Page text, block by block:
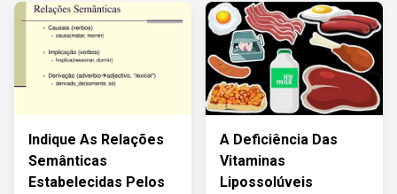
Indique As Relações
Semânticas
Estabelecidas Pelos
A Deficiência Das
Vitaminas
Lipossolúveis